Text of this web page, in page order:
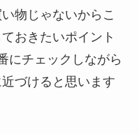
物じゃないからこ
おきたいポイント
にチェックしながら
づけると思います